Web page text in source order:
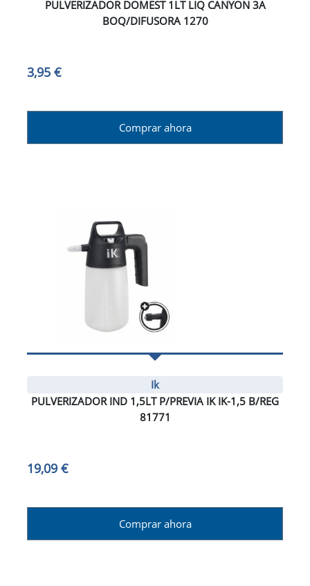
PULVERIZADOR DOMEST 1LT LIQ CANYON 3A
BOQ/DIFUSORA 1270
3,95 €
Comprar ahora
Ik
PULVERIZADOR IND 1,5LT P/PREVIA IK IK-1,5 B/REG
81771
19,09 €
Comprar ahora